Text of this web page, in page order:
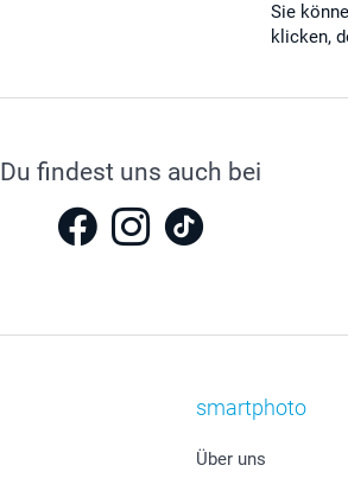
Sie
klicken,
Du findest uns auch bei
smartphoto
Über uns